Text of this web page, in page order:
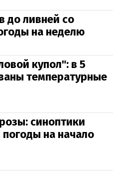
до ливней со
на неделю
купол": в 5
температурные
синоптики
на начало